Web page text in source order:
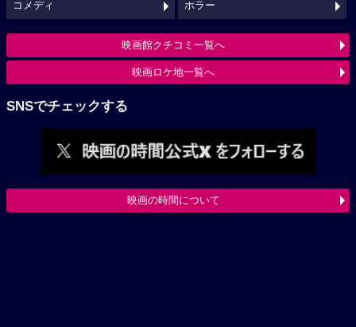
コメディ ホラー
映画館クチコミ一覧へ
映画ロケ地一覧へ
SNSでチェックする
映画の時間について